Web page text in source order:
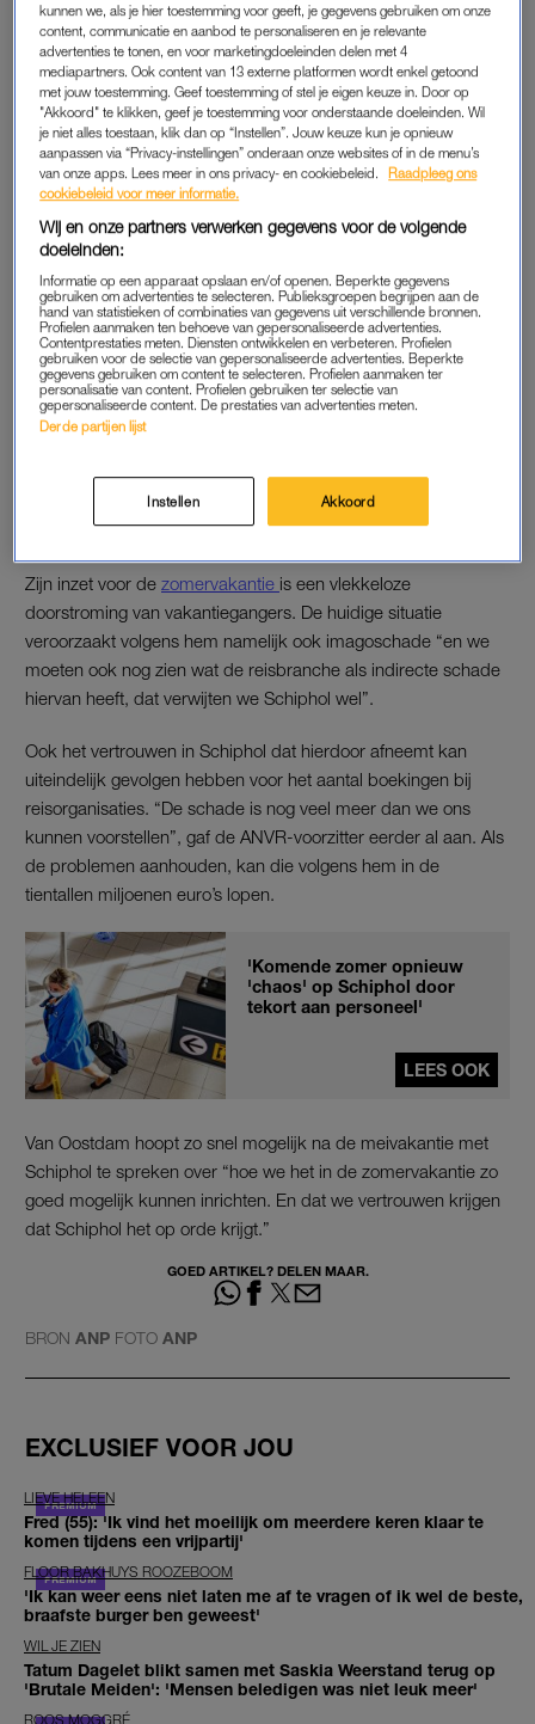
Voorzitter Frank Oostdam van de ANVR zegt zondag blij te zijn
dat dit weekeinde geen sprake is van chaos, zoals vorige
week. Toen waren erstakingenop de de luchthaven. Echt blij
is hij natuurlijk niet met de hele situatie, “maar we hebben
besloten dat niet steeds te blijven roepen. Dit wist je lang van
te voren, maar we moeten nu de blik vooruit hebben. Vandaag
loopt het wel een beetje door en de mensen die ik vandaag op
Schiphol sprak zijn een beetje gelaten. Zo van: als we het
vliegtuig maar halen”.
Dat het nu geen chaos is, is een compliment aan de
Schipholmedewerkers waard, zo stelt Van Oostdam. “Maar er
zijn wel helelange wachttijden“. Volgens hem kunnen niet alle
problemen op Schiphol worden afgewenteld, de luchthaven
heeft volgens hem te maken met personeelstekorten op alle
‘schijven’: bij Marechaussee, grondpersoneel,
Zijn inzet voor de zomervakantie is een vlekkeloze
doorstroming van vakantiegangers. De huidige situatie
veroorzaakt volgens hem namelijk ook imagoschade “en we
moeten ook nog zien wat de reisbranche als indirecte schade
hiervan heeft, dat verwijten we Schiphol wel”.
Ook het vertrouwen in Schiphol dat hierdoor afneemt kan
uiteindelijk gevolgen hebben voor het aantal boekingen bij
reisorganisaties. “De schade is nog veel meer dan we ons
kunnen voorstellen”, gaf de ANVR-voorzitter eerder al aan. Als
de problemen aanhouden, kan die volgens hem in de
tientallen miljoenen euro’s lopen.
'Komende zomer opnieuw
'chaos' op Schiphol door
tekort aan personeel'
LEES OOK
Van Oostdam hoopt zo snel mogelijk na de meivakantie met
Schiphol te spreken over “hoe we het in de zomervakantie zo
goed mogelijk kunnen inrichten. En dat we vertrouwen krijgen
dat Schiphol het op orde krijgt.”
GOED ARTIKEL? DELEN MAAR.
BRON ANP FOTO ANP
EXCLUSIEF VOOR JOU
LIEVE HELEEN
Fred (55): 'Ik vind het moeilijk om meerdere keren klaar te
komen tijdens een vrijpartij'
FLOOR BAKHUYS ROOZEBOOM
'Ik kan weer eens niet laten me af te vragen of ik wel de beste,
braafste burger ben geweest'
WIL JE ZIEN
Tatum Dagelet blikt samen met Saskia Weerstand terug op
'Brutale Meiden': 'Mensen beledigen was niet leuk meer'
ROOS MOGGRÉ
kunnen we, als je hier toestemming voor geeft, je gegevens gebruiken om onze
content, communicatie en aanbod te personaliseren en je relevante
advertenties te tonen, en voor marketingdoeleinden delen met 4
mediapartners. Ook content van 13 externe platformen wordt enkel getoond
met jouw toestemming. Geef toestemming of stel je eigen keuze in. Door op
"Akkoord" te klikken, geef je toestemming voor onderstaande doeleinden. Wil
je niet alles toestaan, klik dan op “Instellen”. Jouw keuze kun je opnieuw
aanpassen via “Privacy-instellingen” onderaan onze websites of in de menu’s
van onze apps. Lees meer in ons privacy- en cookiebeleid.
Raadpleeg ons
cookiebeleid voor meer informatie.
Wij en onze partners verwerken gegevens voor de volgende
doeleinden:
Informatie op een apparaat opslaan en/of openen. Beperkte gegevens
gebruiken om advertenties te selecteren. Publieksgroepen begrijpen aan de
hand van statistieken of combinaties van gegevens uit verschillende bronnen.
Profielen aanmaken ten behoeve van gepersonaliseerde advertenties.
Contentprestaties meten. Diensten ontwikkelen en verbeteren. Profielen
gebruiken voor de selectie van gepersonaliseerde advertenties. Beperkte
gegevens gebruiken om content te selecteren. Profielen aanmaken ter
personalisatie van content. Profielen gebruiken ter selectie van
gepersonaliseerde content. De prestaties van advertenties meten.
Derde partijen lijst
Instellen Akkoord